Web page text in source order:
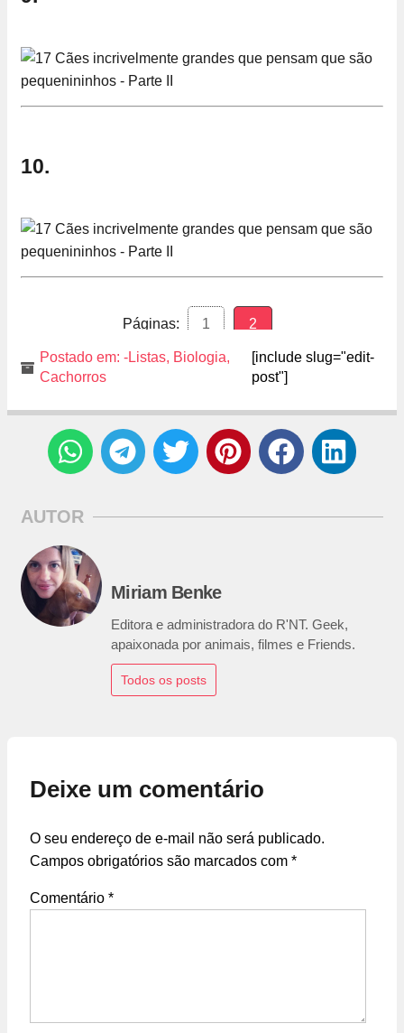
10.
Páginas: 1 2
Postado em: -Listas, Biologia,
Cachorros
[include slug="edit-
post"]
AUTOR
Miriam Benke
Editora e administradora do R'NT. Geek,
apaixonada por animais, filmes e Friends.
Todos os posts
Deixe um comentário
O seu endereço de e-mail não será publicado.
Campos obrigatórios são marcados com *
Comentário *